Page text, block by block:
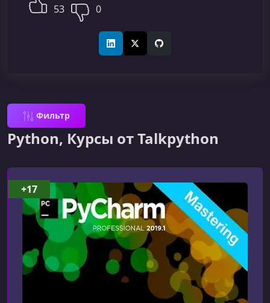
53 0
LinkedInX (Twitter)GitHub
Фильтр
Python, Курсы от Talkpython
+17